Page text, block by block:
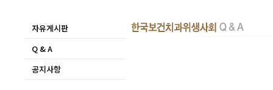
자유게시판
Q & A
공지사항